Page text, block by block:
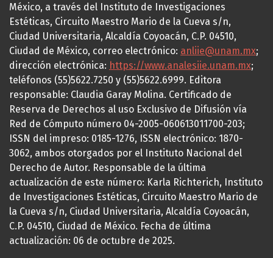
México, a través del Instituto de Investigaciones
Estéticas, Circuito Maestro Mario de la Cueva s/n,
Ciudad Universitaria, Alcaldía Coyoacán, C.P. 04510,
Ciudad de México, correo electrónico: anliie@unam.mx;
dirección electrónica: https://www.analesiie.unam.mx;
teléfonos (55)5622.7250 y (55)5622.6999. Editora
responsable: Claudia Garay Molina. Certificado de
Reserva de Derechos al uso Exclusivo de Difusión vía
Red de Cómputo número 04-2005-060613011700-203;
ISSN del impreso: 0185-1276, ISSN electrónico: 1870-
3062, ambos otorgados por el Instituto Nacional del
Derecho de Autor. Responsable de la última
actualización de este número: Karla Richterich, Instituto
de Investigaciones Estéticas, Circuito Maestro Mario de
la Cueva s/n, Ciudad Universitaria, Alcaldía Coyoacán,
C.P. 04510, Ciudad de México. Fecha de última
actualización: 06 de octubre de 2025.